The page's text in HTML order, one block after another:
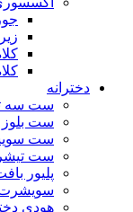
دخترانه
ست سه
ست بلوز
ست
ست
پلیور
سویشرت
هودی